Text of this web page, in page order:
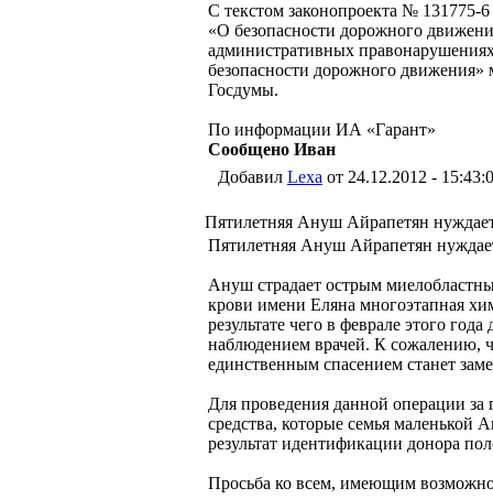
С текстом законопроекта №
«О безопасности дорожного
административных
безопасности дорожного
Госдумы.
По информации ИА «Гарант»
Сообщено Иван
Добавил Lexa от 24.12.2012 -
Пятилетняя Ануш Айрапетян
Пятилетняя Ануш Айрапетян
Ануш страдает острым
крови имени Еляна многоэтапная
результате чего в феврале этого
наблюдением врачей. К сожалению,
единственным спасением станет
Для проведения данной операции
средства, которые семья маленькой
результат идентификации донора
Просьба ко всем, имеющим